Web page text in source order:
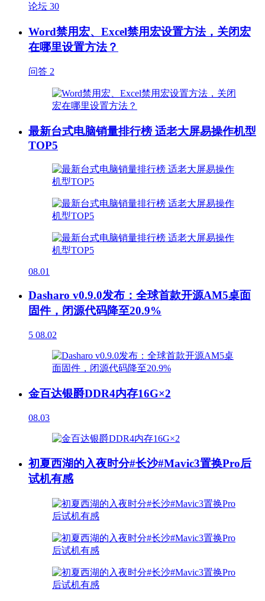
论坛 30
Word禁用宏、Excel禁用宏设置方法，关闭宏
在哪里设置方法？
问答 2
最新台式电脑销量排行榜 适老大屏易操作机型
TOP5
08.01
Dasharo v0.9.0发布：全球首款开源AM5桌面
固件，闭源代码降至20.9%
5 08.02
金百达银爵DDR4内存16G×2
08.03
初夏西湖的入夜时分#长沙#Mavic3置换Pro后
试机有感